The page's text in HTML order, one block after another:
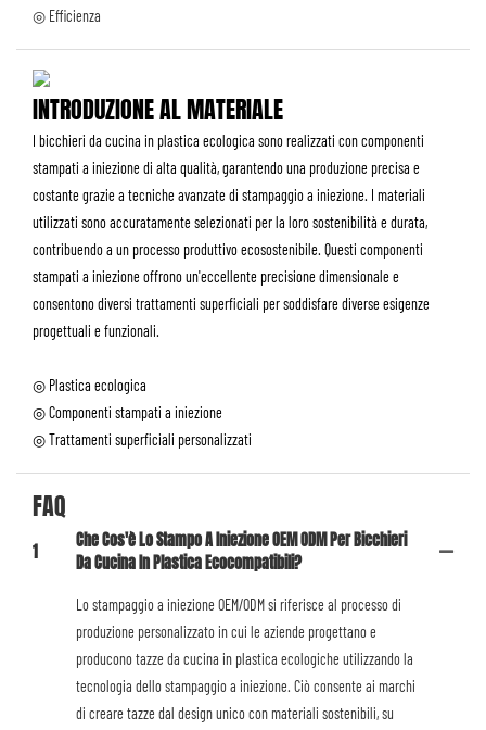
◎ Efficienza
INTRODUZIONE AL MATERIALE
I bicchieri da cucina in plastica ecologica sono realizzati con componenti
stampati a iniezione di alta qualità, garantendo una produzione precisa e
costante grazie a tecniche avanzate di stampaggio a iniezione. I materiali
utilizzati sono accuratamente selezionati per la loro sostenibilità e durata,
contribuendo a un processo produttivo ecosostenibile. Questi componenti
stampati a iniezione offrono un'eccellente precisione dimensionale e
consentono diversi trattamenti superficiali per soddisfare diverse esigenze
progettuali e funzionali.
◎ Plastica ecologica
◎ Componenti stampati a iniezione
◎ Trattamenti superficiali personalizzati
FAQ
1
Che Cos'è Lo Stampo A Iniezione OEM ODM Per Bicchieri
Da Cucina In Plastica Ecocompatibili?
Lo stampaggio a iniezione OEM/ODM si riferisce al processo di
produzione personalizzato in cui le aziende progettano e
producono tazze da cucina in plastica ecologiche utilizzando la
tecnologia dello stampaggio a iniezione. Ciò consente ai marchi
di creare tazze dal design unico con materiali sostenibili, su